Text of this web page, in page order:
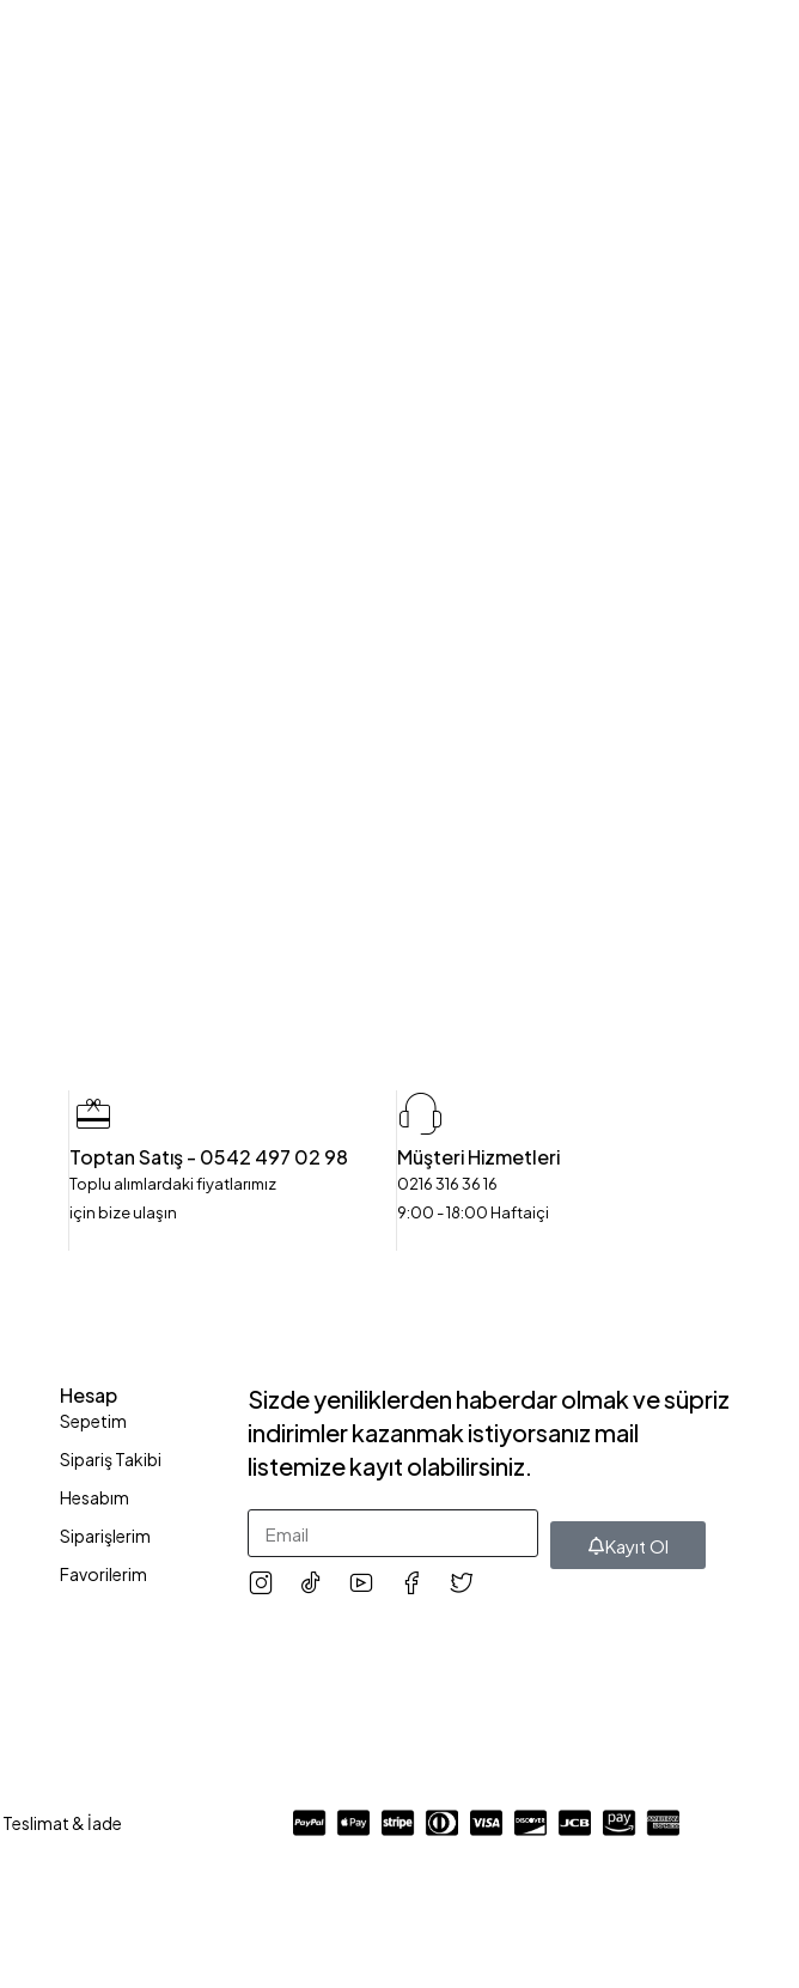
Toptan Satış - 0542 497 02 98
Toplu alımlardaki fiyatlarımız
için bize ulaşın
Müşteri Hizmetleri
0216 316 36 16
9:00 - 18:00 Haftaiçi
Hesap
Sepetim
Sipariş Takibi
Hesabım
Siparişlerim
Favorilerim
Sizde yeniliklerden haberdar olmak ve süpriz
indirimler kazanmak istiyorsanız mail
listemize kayıt olabilirsiniz.
Kayıt Ol
Teslimat & İade